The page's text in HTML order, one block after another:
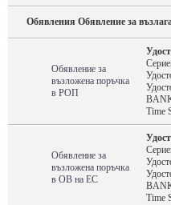
Обявления Обявление за
Обявление за
възложена поръчка
в РОП
Time
Обявление за
възложена поръчка
в ОВ на ЕС
Time